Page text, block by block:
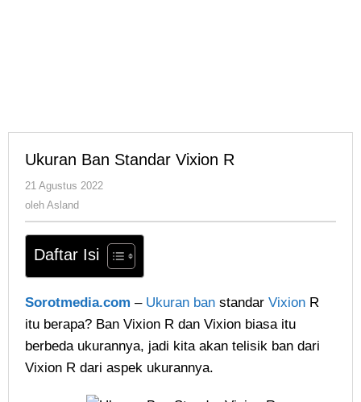
Ukuran Ban Standar Vixion R
21 Agustus 2022
oleh Asland
Daftar Isi
Sorotmedia.com – Ukuran ban standar Vixion R
itu berapa? Ban Vixion R dan Vixion biasa itu
berbeda ukurannya, jadi kita akan telisik ban dari
Vixion R dari aspek ukurannya.